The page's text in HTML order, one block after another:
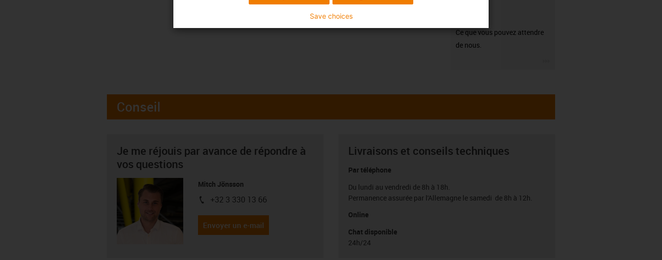
Ce que vous pouvez attendre
de nous.
Conseil
Je me réjouis par avance de répondre à
vos questions
Mitch Jönsson
igus-icon-phone
+32 3 330 13 66
Envoyer un e-mail
Livraisons et conseils techniques
Par téléphone
Du lundi au vendredi de 8h à 18h.
Permanence assurée par l'Allemagne le samedi de 8h à 12h.
Online
Chat disponible
24h/24
Save choices